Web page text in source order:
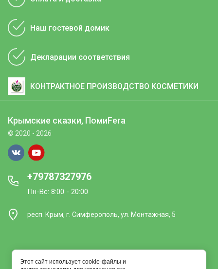
Наш гостевой домик
Декларации соответствия
КОНТРАКТНОЕ ПРОИЗВОДСТВО КОСМЕТИКИ
Крымские сказки, ПомиFera
© 2020 - 2026
+79787327976
Пн-Вс: 8:00 - 20:00
респ. Крым, г. Симферополь, ул. Монтажная, 5
Этот сайт использует cookie-файлы и